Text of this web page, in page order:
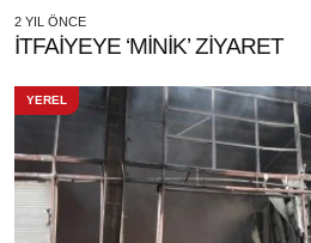
2 YIL ÖNCE
İTFAİYEYE ‘MİNİK’ ZİYARET
YEREL